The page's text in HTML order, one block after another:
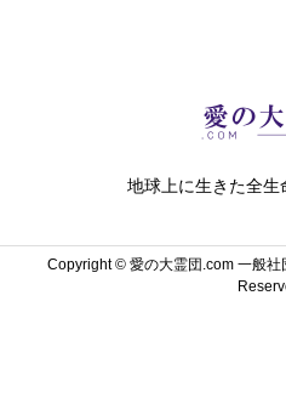
地球上に生きた全生
Copyright ©愛の大霊団.com 一般社